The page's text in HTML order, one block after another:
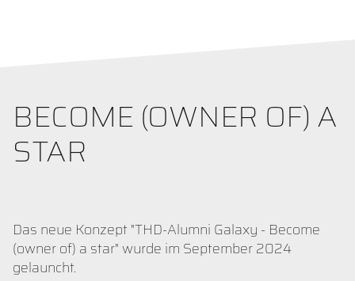
BECOME (OWNER OF) A
STAR
Das neue Konzept "THD-Alumni Galaxy - Become
(owner of) a star" wurde im September 2024
gelauncht.